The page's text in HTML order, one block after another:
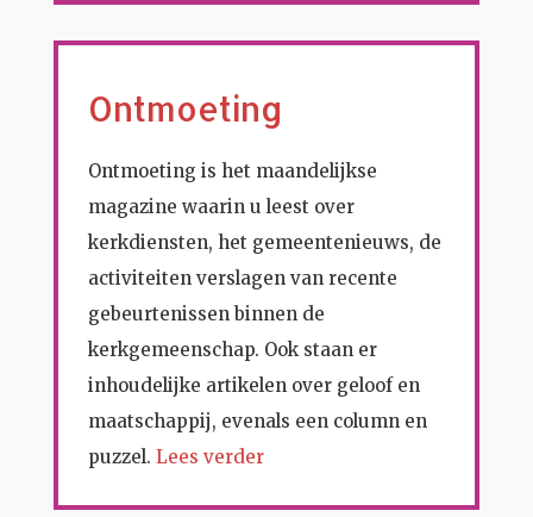
Ontmoeting
Ontmoeting is het maandelijkse
magazine waarin u leest over
kerkdiensten, het gemeentenieuws, de
activiteiten verslagen van recente
gebeurtenissen binnen de
kerkgemeenschap. Ook staan er
inhoudelijke artikelen over geloof en
maatschappij, evenals een column en
puzzel. Lees verder